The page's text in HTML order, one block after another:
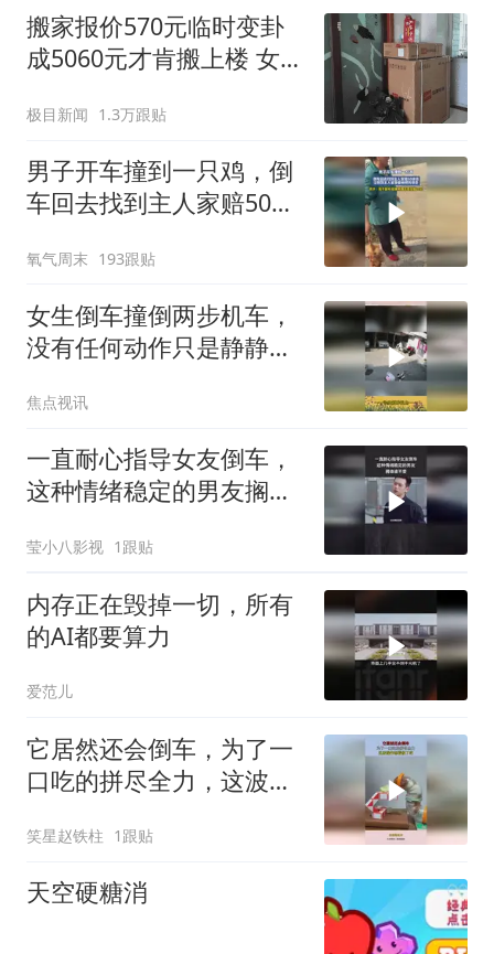
搬家报价570元临时变卦
成5060元才肯搬上楼 女子
极目新闻 1.3万跟贴
男子开车撞到一只鸡，倒
车回去找到主人家赔50块
把鸡带走
氧气周末 193跟贴
女生倒车撞倒两步机车，
没有任何动作只是静静地
之灾啊
焦点视讯
一直耐心指导女友倒车，
这种情绪稳定的男友搁谁
莹小八影视 1跟贴
内存正在毁掉一切，所有
的AI都要算力
爱范儿
它居然还会倒车，为了一
口吃的拼尽全力，这波操
笑星赵铁柱 1跟贴
天空硬糖消